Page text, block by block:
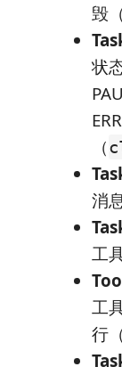
毁
状
（
消
工
工
行